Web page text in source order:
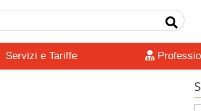
Servizi e Tariffe